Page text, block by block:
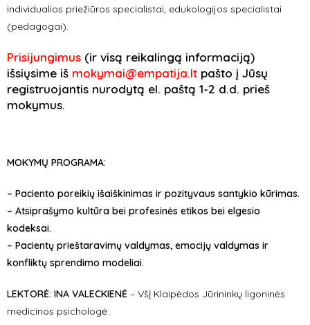
individualios priežiūros specialistai, edukologijos specialistai
(pedagogai).
Prisijungimus (ir visą reikalingą informaciją)
išsiųsime iš mokymai@empatija.lt pašto į Jūsų
registruojantis nurodytą el. paštą 1-2 d.d. prieš
mokymus.
MOKYMŲ PROGRAMA:
– Paciento poreikių išaiškinimas ir pozityvaus santykio kūrimas.
– Atsiprašymo kultūra bei profesinės etikos bei elgesio
kodeksai.
– Pacientų prieštaravimų valdymas, emocijų valdymas ir
konfliktų sprendimo modeliai.
LEKTORĖ: INA VALECKIENĖ – VšĮ Klaipėdos Jūrininkų ligoninės
medicinos psichologė.